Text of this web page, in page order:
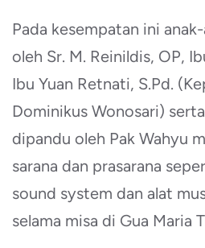
Pada kesempatan ini
oleh Sr. M. Reinildis, OP,
Ibu Yuan Retnati, S.Pd.
Dominikus Wonosari)
dipandu oleh Pak Wahyu
sarana dan prasarana
sound system dan alat
selama misa di Gua Maria